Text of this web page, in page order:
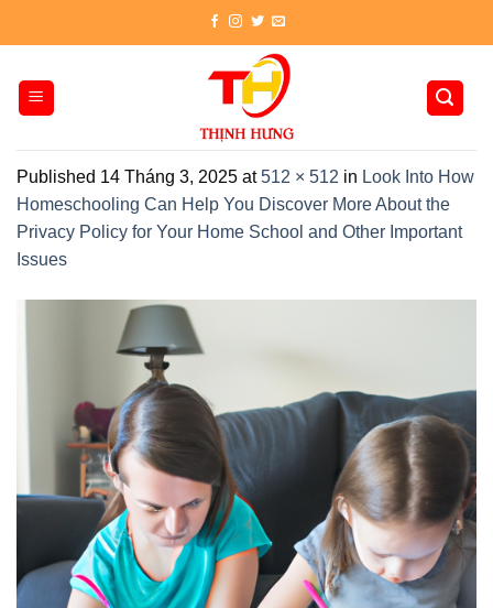
Published 14 Tháng 3, 2025 at512 × 512 in Look Into How
Homeschooling Can Help You Discover More About the
Privacy Policy for Your Home School and Other Important
Issues